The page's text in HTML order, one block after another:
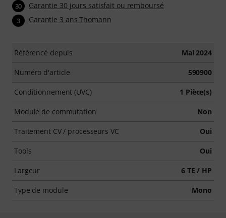
30 Garantie 30 jours satisfait ou remboursé
3 Garantie 3 ans Thomann
Référencé depuis Mai 2024
Numéro d'article 590900
Conditionnement (UVC) 1 Pièce(s)
Module de commutation Non
Traitement CV / processeurs VC Oui
Tools Oui
Largeur 6 TE / HP
Type de module Mono